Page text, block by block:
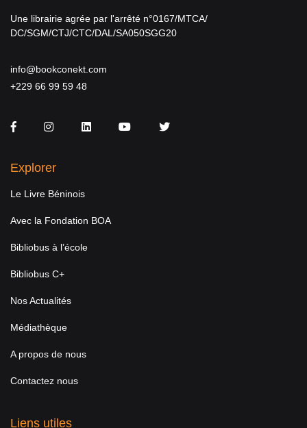
Une librairie agrée par l'arrêté n°0167/MTCA/
DC/SGM/CTJ/CTC/DAL/SA050SGG20
info@bookconekt.com
+229 66 99 59 48
FacebookInstagramLinkedInYou TubeTwitter
Explorer
Le Livre Béninois
Avec la Fondation BOA
Bibliobus à l’école
Bibliobus C+
Nos Actualités
Médiathèque
A propos de nous
Contactez nous
Liens utiles